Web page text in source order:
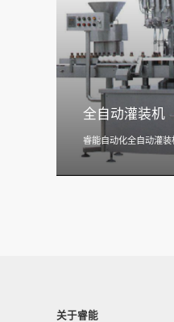
全自动灌装机
睿能自动化全自动灌
关于睿能